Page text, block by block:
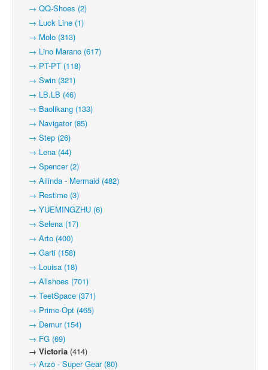
→ QQ-Shoes (2)
→ Luck Line (1)
→ Molo (313)
→ Lino Marano (617)
→ PT-PT (118)
→ Swin (321)
→ LB.LB (46)
→ Baolikang (133)
→ Navigator (85)
→ Step (26)
→ Lena (44)
→ Spencer (2)
→ Ailinda - Mermaid (482)
→ Restime (3)
→ YUEMINGZHU (6)
→ Selena (17)
→ Arto (400)
→ Garti (158)
→ Louisa (18)
→ Allshoes (701)
→ TeetSpace (371)
→ Prime-Opt (465)
→ Demur (154)
→ FG (69)
→ Victoria (414)
→ Arzo - Super Gear (80)